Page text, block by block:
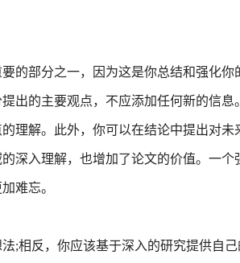
的部分之一，因为这是你总结和强化
出的主要观点，不应添加任何新的信息
理解。此外，你可以在结论中提出对
深入理解，也增加了论文的价值。一
难忘。
;相反，你应该基于深入的研究提供自